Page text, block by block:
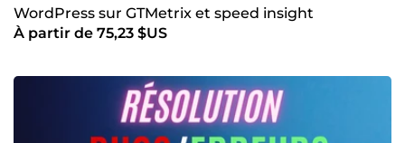
WordPress sur GTMetrix et speed insight
À partir de 75,23 $US